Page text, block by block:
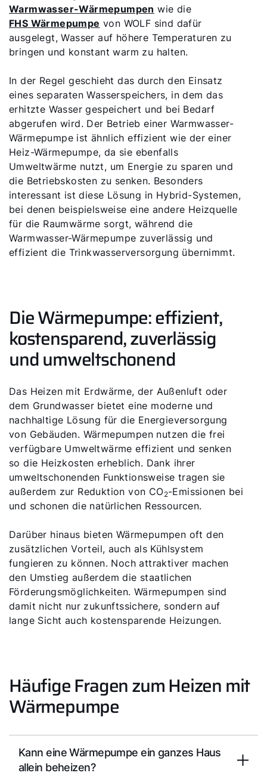
Warmwasser-Wärmepumpen wie die
FHS Wärmepumpe von WOLF sind dafür
ausgelegt, Wasser auf höhere Temperaturen zu
bringen und konstant warm zu halten.
In der Regel geschieht das durch den Einsatz
eines separaten Wasserspeichers, in dem das
erhitzte Wasser gespeichert und bei Bedarf
abgerufen wird. Der Betrieb einer Warmwasser-
Wärmepumpe ist ähnlich effizient wie der einer
Heiz-Wärmepumpe, da sie ebenfalls
Umweltwärme nutzt, um Energie zu sparen und
die Betriebskosten zu senken. Besonders
interessant ist diese Lösung in Hybrid-Systemen,
bei denen beispielsweise eine andere Heizquelle
für die Raumwärme sorgt, während die
Warmwasser-Wärmepumpe zuverlässig und
effizient die Trinkwasserversorgung übernimmt.
Die Wärmepumpe: effizient,
kostensparend, zuverlässig
und umweltschonend
Das Heizen mit Erdwärme, der Außenluft oder
dem Grundwasser bietet eine moderne und
nachhaltige Lösung für die Energieversorgung
von Gebäuden. Wärmepumpen nutzen die frei
verfügbare Umweltwärme effizient und senken
so die Heizkosten erheblich. Dank ihrer
umweltschonenden Funktionsweise tragen sie
außerdem zur Reduktion von CO2-Emissionen bei
und schonen die natürlichen Ressourcen.
Darüber hinaus bieten Wärmepumpen oft den
zusätzlichen Vorteil, auch als Kühlsystem
fungieren zu können. Noch attraktiver machen
den Umstieg außerdem die staatlichen
Förderungsmöglichkeiten. Wärmepumpen sind
damit nicht nur zukunftssichere, sondern auf
lange Sicht auch kostensparende Heizungen.
Häufige Fragen zum Heizen mit
Wärmepumpe
Kann eine Wärmepumpe ein ganzes Haus
allein beheizen?